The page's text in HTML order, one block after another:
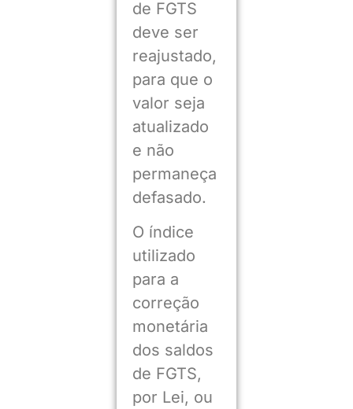
de FGTS
deve ser
reajustado,
para que o
valor seja
atualizado
e não
permaneça
defasado.
O índice
utilizado
para a
correção
monetária
dos saldos
de FGTS,
por Lei, ou